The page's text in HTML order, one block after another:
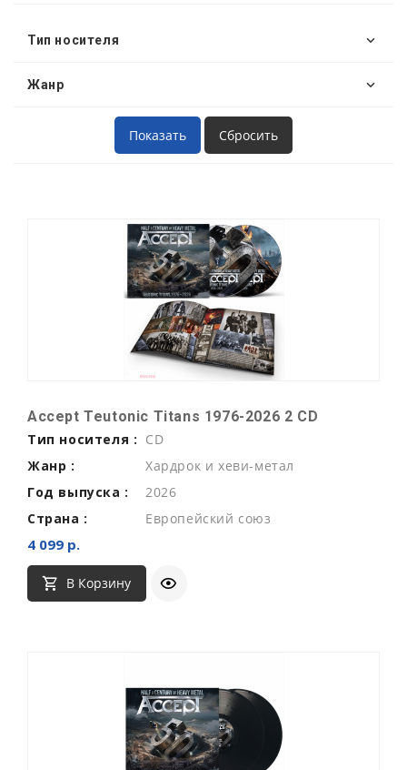
Тип носителя
Жанр
Accept Teutonic Titans 1976-2026 2 CD
Тип носителя : CD
Жанр :
Хардрок и хеви-метал
Год выпуска :
2026
Страна :
Европейский союз
4 099 р.
В Корзину